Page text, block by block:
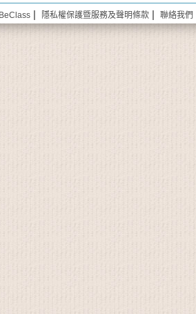
| 隱私權保護暨服務及聲明條款 | 聯絡我們